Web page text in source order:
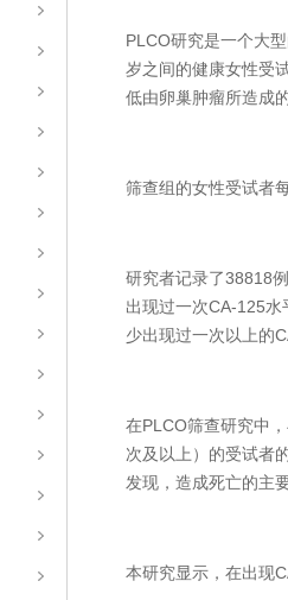
PLCO研究是一个大
岁之间的健康女性受
低由卵巢肿瘤所造成
筛查组的女性受试者
研究者记录了38818
出现过一次CA-125
少出现过一次以上的
在PLCO筛查研究中
次及以上）的受试者
发现，造成死亡的主
本研究显示，在出现